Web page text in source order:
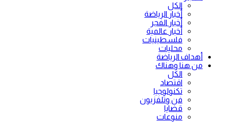
الكل
أخبار الرياضة
أخبار الفجر
أخبار عالمية
فلسطينيات
محليات
أهداف الرياضة
من هنا وهناك
الكل
اقتصاد
تكنولوجيا
فن وتلفزيون
قضايا
منوعات